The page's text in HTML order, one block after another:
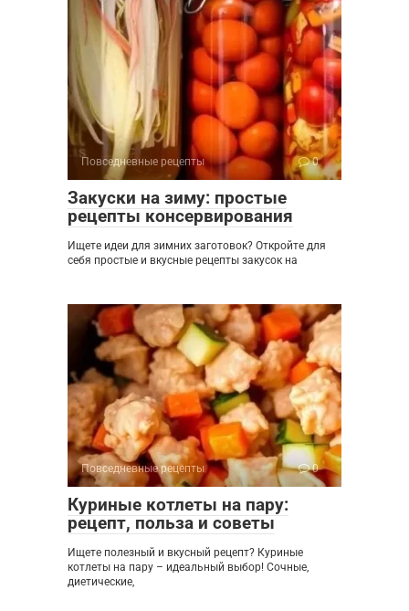
Повседневные рецепты 0
Закуски на зиму: простые
рецепты консервирования
Ищете идеи для зимних заготовок? Откройте для
себя простые и вкусные рецепты закусок на
Повседневные рецепты 0
Куриные котлеты на пару:
рецепт, польза и советы
Ищете полезный и вкусный рецепт? Куриные
котлеты на пару – идеальный выбор! Сочные,
диетические,